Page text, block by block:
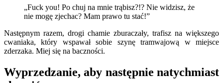
„Fuck you! Po chuj na mnie trąbisz?!? Nie widzisz, że
nie mogę zjechac? Mam prawo tu stać!”
Następnym razem, drogi chamie zburaczały, trafisz na większego
cwaniaka, który wspawał sobie szynę tramwajową w miejsce
zderzaka. Miej się na baczności.
Wyprzedzanie, aby następnie natychmiast